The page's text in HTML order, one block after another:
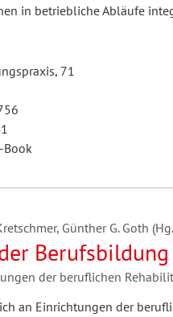
in betriebliche Abläufe
71
Book
Günther G. Goth
der beruflichen
an Einrichtungen der